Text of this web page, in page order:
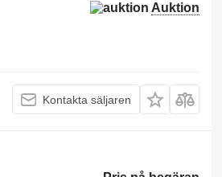
Auktion
Kontakta säljaren